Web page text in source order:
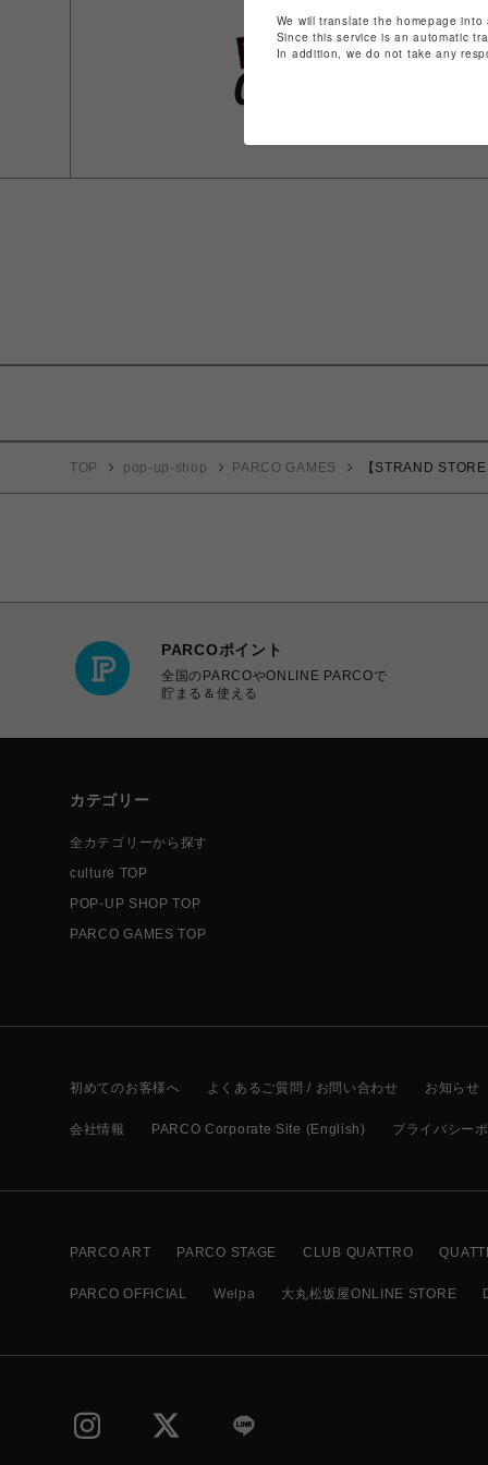
TOP pop-up-shop PARCO GAMES 【STRAND
PARCOポイント
全国のPARCOやONLINE PARCOで
貯まる＆使える
カテゴリー
全カテゴリーから探す
culture TOP
POP-UP SHOP TOP
PARCO GAMES TOP
初めてのお客様へ よくあるご質問 / お問い合わせ お知らせ
会社情報 PARCO Corporate Site (English) プライバシー
PARCO ART PARCO STAGE CLUB QUATTRO
PARCO OFFICIAL Welpa 大丸松坂屋ONLINE STORE
We will translate the homepage
Since this service is an automatic
In addition, we do not take any